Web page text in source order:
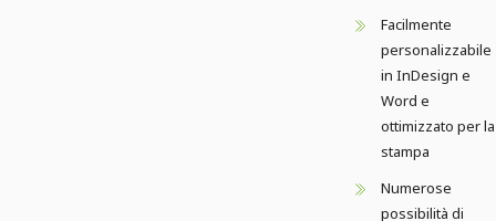
Facilmente
personalizzabile
in InDesign e
Word e
ottimizzato per la
stampa
Numerose
possibilità di